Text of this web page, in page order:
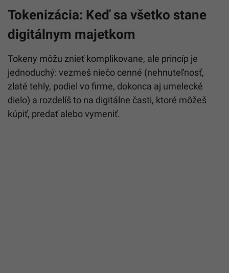
Tokenizácia: Keď sa všetko stane
digitálnym majetkom
Tokeny môžu znieť komplikovane, ale princíp je
jednoduchý: vezmeš niečo cenné (nehnuteľnosť,
zlaté tehly, podiel vo firme, dokonca aj umelecké
dielo) a rozdelíš to na digitálne časti, ktoré môžeš
kúpiť, predať alebo vymeniť.